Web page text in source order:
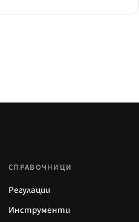
СПРАВОЧНИЦИ
Регулации
Инструменти